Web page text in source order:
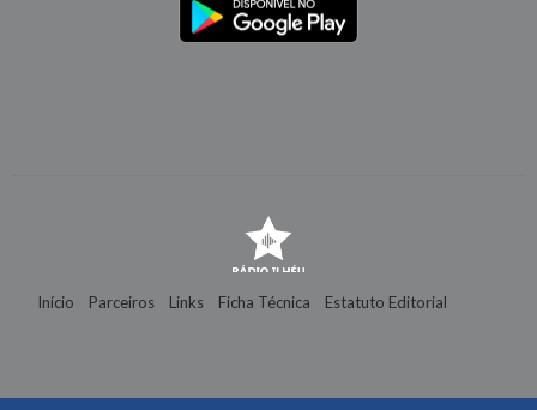
Início Parceiros Links Ficha Técnica Estatuto Editorial